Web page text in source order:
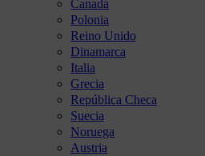
Canadá
Polonia
Reino Unido
Dinamarca
Italia
Grecia
República Checa
Suecia
Noruega
Austria